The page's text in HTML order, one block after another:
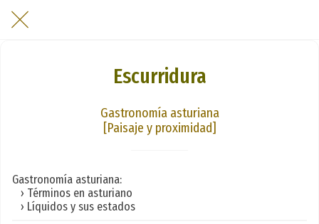
Escurridura
Gastronomía asturiana
[Paisaje y proximidad]
Gastronomía asturiana:
› Términos en asturiano
› Líquidos y sus estados